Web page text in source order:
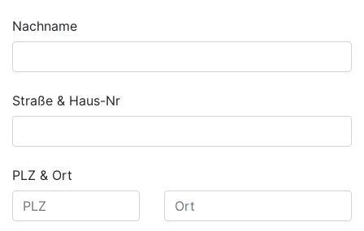
Nachname
Straße & Haus-Nr
PLZ & Ort